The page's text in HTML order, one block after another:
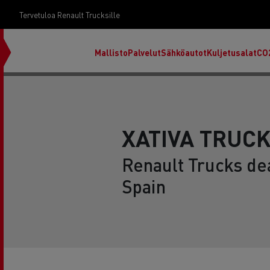
Tervetuloa Renault Trucksille
MallistoPalvelutSähköautotKuljetusalat
XATIVA
Renault Trucks
Spain